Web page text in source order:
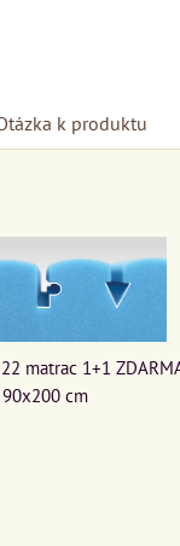
k produktu
22 matrac 1+1
90x200 cm